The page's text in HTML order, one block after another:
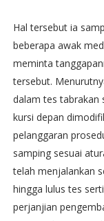
Hal tersebut ia
beberapa awak
meminta
tersebut.
dalam tes tabrakan
kursi depan
pelanggaran
samping sesuai
telah menjalankan
hingga lulus tes
perjanjian